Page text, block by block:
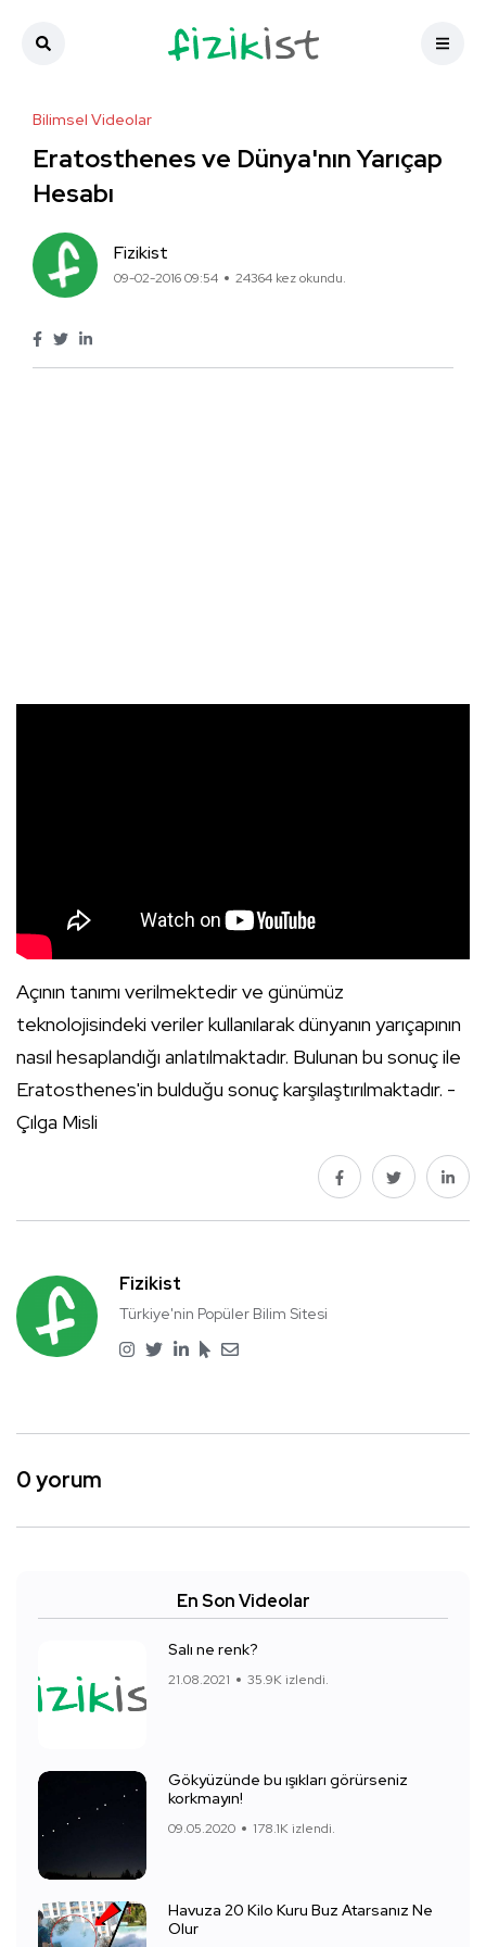
Bilimsel Videolar
Eratosthenes ve Dünya'nın Yarıçap
Hesabı
Fizikist
09-02-2016 09:54 24364 kez okundu.
Açının tanımı verilmektedir ve günümüz
teknolojisindeki veriler kullanılarak dünyanın yarıçapının
nasıl hesaplandığı anlatılmaktadır. Bulunan bu sonuç ile
Eratosthenes'in bulduğu sonuç karşılaştırılmaktadır. -
Çılga Misli
Fizikist
Türkiye'nin Popüler Bilim Sitesi
0 yorum
En Son Videolar
Salı ne renk?
21.08.2021 35.9K izlendi.
Gökyüzünde bu ışıkları görürseniz
korkmayın!
09.05.2020 178.1K izlendi.
Havuza 20 Kilo Kuru Buz Atarsanız Ne
Olur